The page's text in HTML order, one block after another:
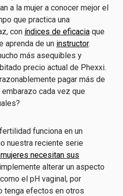
a la mujer a conocer mejor el
que practica una
con índices de eficacia que
aprenda de un instructor.
más asequibles y
precio actual de Phexxi.
pagar más de
cada vez que
funciona en un
nuestra reciente serie
necesitan sus
alterar un aspecto
el pH vaginal, por
tenga efectos en otros